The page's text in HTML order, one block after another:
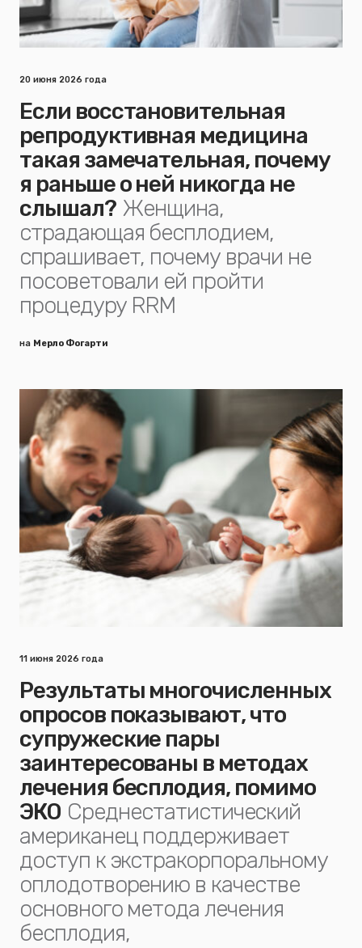
20 июня 2026 года
Если восстановительная
репродуктивная медицина
такая замечательная, почему
я раньше о ней никогда не
слышал? Женщина,
страдающая бесплодием,
спрашивает, почему врачи не
посоветовали ей пройти
процедуру RRM
на Мерло Фогарти
11 июня 2026 года
Результаты многочисленных
опросов показывают, что
супружеские пары
заинтересованы в методах
лечения бесплодия, помимо
ЭКО Среднестатистический
американец поддерживает
доступ к экстракорпоральному
оплодотворению в качестве
основного метода лечения
бесплодия,